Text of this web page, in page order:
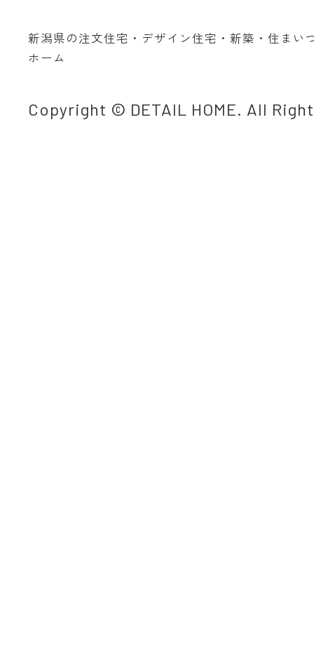
新潟県の注文住宅・デザイン住宅・新築・住まい
ホーム
Copyright © DETAIL HOME. All